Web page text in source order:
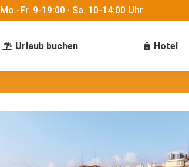
Mo.-Fr. 9-19:00 · Sa. 10-14:00 Uhr
Urlaub buchen Hotel